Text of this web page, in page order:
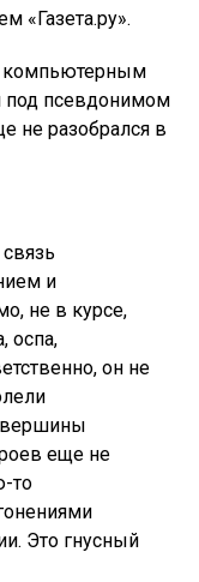
«Газета.ру».
компьютерным
под псевдонимом
не разобрался в
и
не в курсе,
оспа,
он не
вершины
еще не
то
Это гнусный